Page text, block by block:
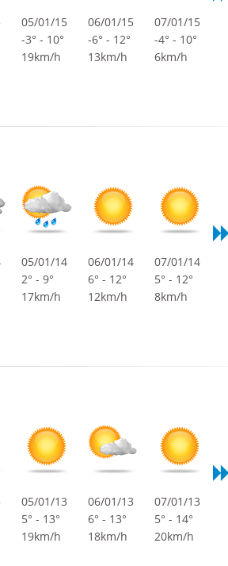
05/01/15
-3° - 10°
19km/h
06/01/15
-6° - 12°
13km/h
07/01/15
-4° - 10°
6km/h
05/01/14
2° - 9°
17km/h
06/01/14
6° - 12°
12km/h
07/01/14
5° - 12°
8km/h
05/01/13
5° - 13°
19km/h
06/01/13
6° - 13°
18km/h
07/01/13
5° - 14°
20km/h